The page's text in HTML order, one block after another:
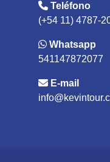
Teléfono
(+54 11) 4787-
Whatsapp
541147872077
E-mail